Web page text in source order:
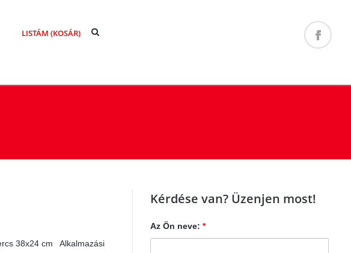
LISTÁM (KOSÁR)
38x24 cm Alkalmazási
Kérdése van? Üzenjen most!
Az Ön neve: *